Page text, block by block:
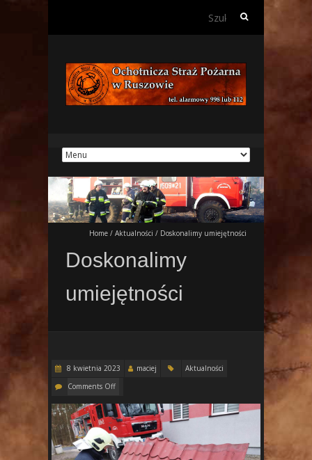
Szukaj:
Home / Aktualności / Doskonalimy umiejętności
Doskonalimy
umiejętności
8 kwietnia 2023 maciej
Aktualności
Comments Off